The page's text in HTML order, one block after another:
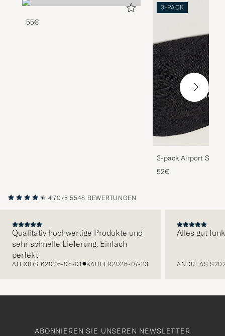
55€
3-PACK
3-pack Airport
Melange
52€
4.70/5 5548 BEWERTUNGEN
Qualitativ hochwertige Produkte und
sehr schnelle Lieferung. Einfach
perfekt
ALEXIOS K2026-08-01 KÄUFER2026-07-23
Alles gut
ANDREAS S
ABONNIEREN SIE UNSEREN NEWSLETTER